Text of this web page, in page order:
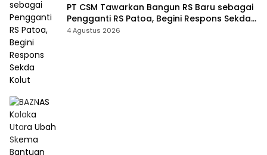
PT CSM Tawarkan Bangun RS Baru sebagai
Pengganti RS Patoa, Begini Respons Sekda
Kolut
4 Agustus 2026